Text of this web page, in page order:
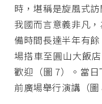
時，堪稱是旋風式
我國而言意義非凡
備時間長達半年有
場搭車至圓山大飯
歡迎（圖 7）。當
前廣場舉行演講（